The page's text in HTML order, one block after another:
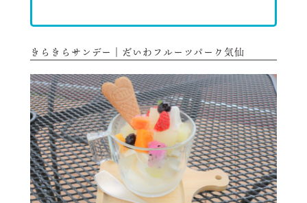
きらきらサンデー｜だいわフルーツパーク気仙